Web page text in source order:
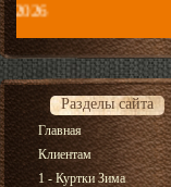
saz-
Разделы сайта
Главная
Клиентам
1 - Куртки Зима